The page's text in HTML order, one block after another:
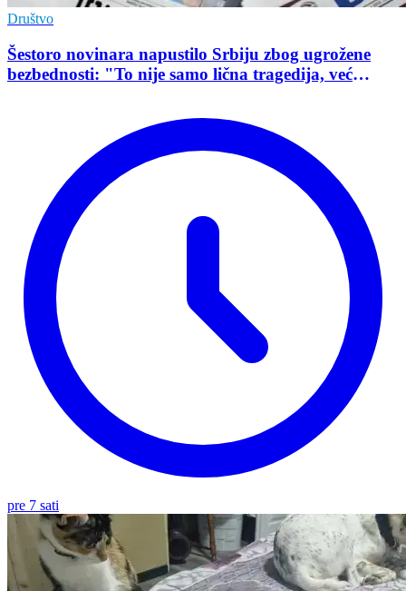
Društvo
Šestoro novinara napustilo Srbiju zbog ugrožene
bezbednosti: "To nije samo lična tragedija, već
pre 7 sati